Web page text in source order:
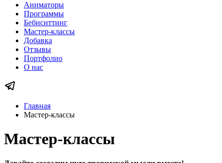
Аниматоры
Программы
Бебиситтинг
Мастер-классы
Добавка
Отзывы
Портфолио
О нас
Главная
Мастер-классы
Мастер-классы